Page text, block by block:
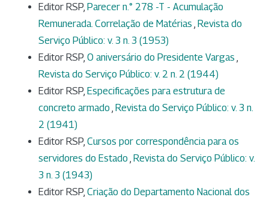
Editor RSP, Parecer n.° 278 -T - Acumulação
Remunerada. Correlação de Matérias , Revista do
Serviço Público: v. 3 n. 3 (1953)
Editor RSP, O aniversário do Presidente Vargas ,
Revista do Serviço Público: v. 2 n. 2 (1944)
Editor RSP, Especificações para estrutura de
concreto armado , Revista do Serviço Público: v. 3 n.
2 (1941)
Editor RSP, Cursos por correspondência para os
servidores do Estado , Revista do Serviço Público: v.
3 n. 3 (1943)
Editor RSP, Criação do Departamento Nacional dos